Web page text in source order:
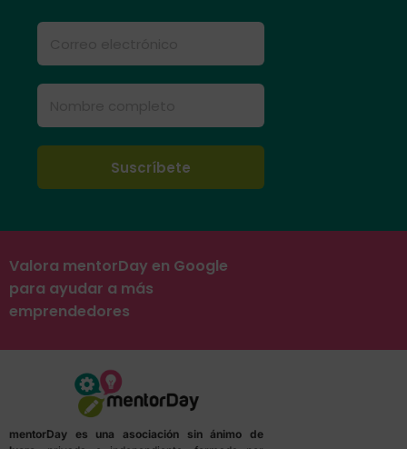
Valora mentorDay en Google
para ayudar a más
emprendedores
mentorDay es una asociación sin ánimo de